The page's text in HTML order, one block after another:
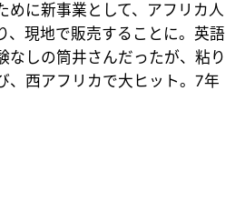
めに新事業として、アフリカ人
、現地で販売することに。英語
なしの筒井さんだったが、粘り
、西アフリカで大ヒット。7年